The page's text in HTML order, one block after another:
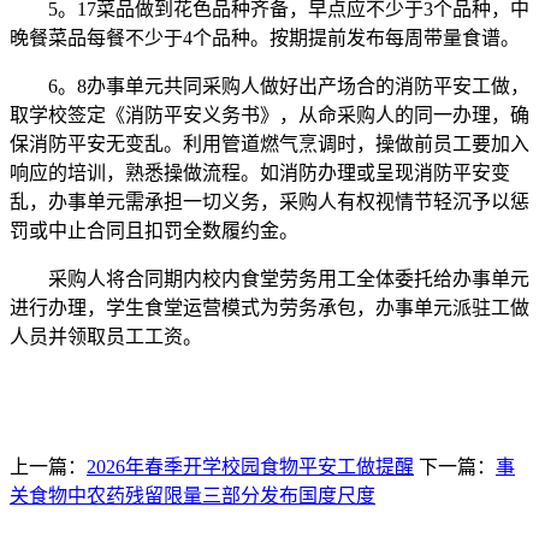
5。17菜品做到花色品种齐备，早点应不少于3个品种，中
晚餐菜品每餐不少于4个品种。按期提前发布每周带量食谱。
6。8办事单元共同采购人做好出产场合的消防平安工做，
取学校签定《消防平安义务书》，从命采购人的同一办理，确
保消防平安无变乱。利用管道燃气烹调时，操做前员工要加入
响应的培训，熟悉操做流程。如消防办理或呈现消防平安变
乱，办事单元需承担一切义务，采购人有权视情节轻沉予以惩
罚或中止合同且扣罚全数履约金。
采购人将合同期内校内食堂劳务用工全体委托给办事单元
进行办理，学生食堂运营模式为劳务承包，办事单元派驻工做
人员并领取员工工资。
上一篇： 2026年春季开学校园食物平安工做提醒 下一篇： 事
关食物中农药残留限量三部分发布国度尺度